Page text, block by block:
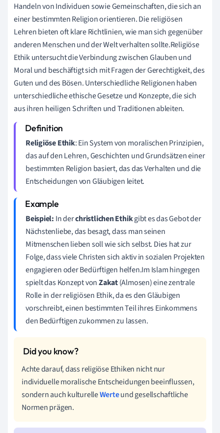
Handeln von Individuen sowie Gemeinschaften, die sich an
einer bestimmten Religion orientieren. Die religiösen
Lehren bieten oft klare Richtlinien, wie man sich gegenüber
anderen Menschen und der Welt verhalten sollte.Religiöse
Ethik untersucht die Verbindung zwischen Glauben und
Moral und beschäftigt sich mit Fragen der Gerechtigkeit, des
Guten und des Bösen. Unterschiedliche Religionen haben
unterschiedliche ethische Gesetze und Konzepte, die sich
aus ihren heiligen Schriften und Traditionen ableiten.
Religiöse Ethik: Ein System von moralischen Prinzipien,
das auf den Lehren, Geschichten und Grundsätzen einer
bestimmten Religion basiert, das das Verhalten und die
Entscheidungen von Gläubigen leitet.
Beispiel: In derchristlichen Ethikgibt es das Gebot der
Nächstenliebe, das besagt, dass man seinen
Mitmenschen lieben soll wie sich selbst. Dies hat zur
Folge, dass viele Christen sich aktiv in sozialen Projekten
engagieren oder Bedürftigen helfen.Im Islam hingegen
spielt das Konzept vonZakat(Almosen) eine zentrale
Rolle in der religiösen Ethik, da es den Gläubigen
vorschreibt, einen bestimmten Teil ihres Einkommens
den Bedürftigen zukommen zu lassen.
Achte darauf, dass religiöse Ethiken nicht nur
individuelle moralische Entscheidungen beeinflussen,
sondern auch kulturelleWerteund gesellschaftliche
Normen prägen.